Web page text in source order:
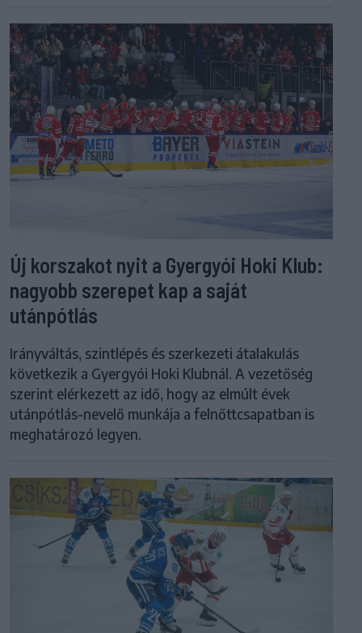
Új korszakot nyit a Gyergyói Hoki Klub:
nagyobb szerepet kap a saját
utánpótlás
Irányváltás, szintlépés és szerkezeti átalakulás
következik a Gyergyói Hoki Klubnál. A vezetőség
szerint elérkezett az idő, hogy az elmúlt évek
utánpótlás-nevelő munkája a felnőttcsapatban is
meghatározó legyen.